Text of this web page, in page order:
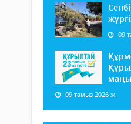
09
09 тамыз 2026 ж.